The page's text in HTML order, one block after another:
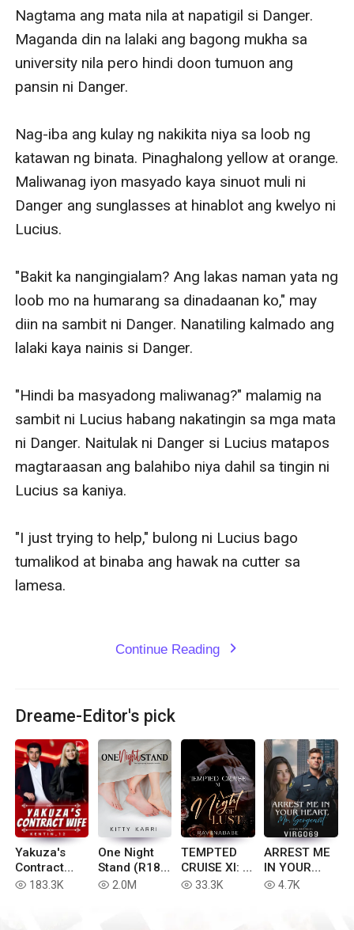
Nagtama ang mata nila at napatigil si Danger.
Maganda din na lalaki ang bagong mukha sa
university nila pero hindi doon tumuon ang
pansin ni Danger.
Nag-iba ang kulay ng nakikita niya sa loob ng
katawan ng binata. Pinaghalong yellow at orange.
Maliwanag iyon masyado kaya sinuot muli ni
Danger ang sunglasses at hinablot ang kwelyo ni
Lucius.
"Bakit ka nangingialam? Ang lakas naman yata ng
loob mo na humarang sa dinadaanan ko," may
diin na sambit ni Danger. Nanatiling kalmado ang
lalaki kaya nainis si Danger.
"Hindi ba masyadong maliwanag?" malamig na
sambit ni Lucius habang nakatingin sa mga mata
ni Danger. Naitulak ni Danger si Lucius matapos
magtaraasan ang balahibo niya dahil sa tingin ni
Lucius sa kaniya.
"I just trying to help," bulong ni Lucius bago
tumalikod at binaba ang hawak na cutter sa
lamesa.
Continue Reading expand_more
Dreame-Editor's pick
Yakuza's
Contract
Wife [ SPG ]
read 183.3K
One Night
Stand (R18-
Tagalog)
read 2.0M
TEMPTED
CRUISE XI: A
NIGHT OF
read 33.3K
ARREST ME
IN YOUR
HEART
read 4.7K